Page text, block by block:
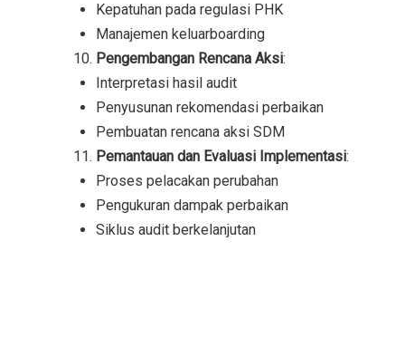
Kepatuhan pada regulasi PHK
Manajemen keluarboarding
Pengembangan Rencana Aksi:
Interpretasi hasil audit
Penyusunan rekomendasi perbaikan
Pembuatan rencana aksi SDM
Pemantauan dan Evaluasi Implementasi:
Proses pelacakan perubahan
Pengukuran dampak perbaikan
Siklus audit berkelanjutan